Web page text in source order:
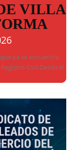
VILLA
ya se encuentra
Civil.Desde el